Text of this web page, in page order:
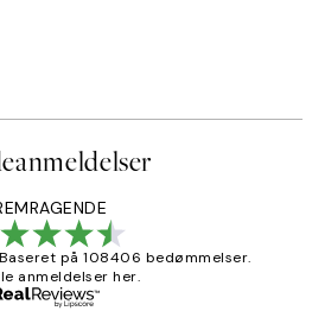
Baseret på 108406 bedømmelser.
anmeldelser her.